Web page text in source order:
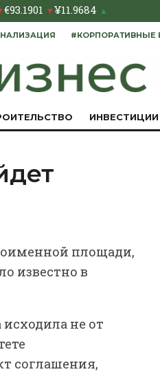
€93.1901 ▼¥11.9684 ▲
#КОРПОРАТИВНЫЕ
ИНВЕСТИЦИИ
площади,
известно в
не от
соглашения,